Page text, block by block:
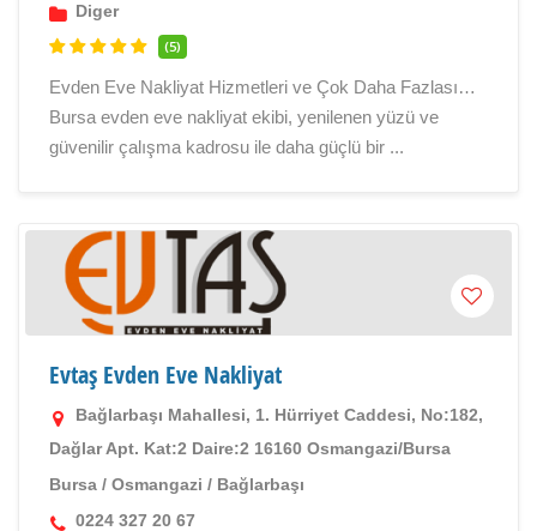
Diger
(5)
Evden Eve Nakliyat Hizmetleri ve Çok Daha Fazlası…
Bursa evden eve nakliyat ekibi, yenilenen yüzü ve
güvenilir çalışma kadrosu ile daha güçlü bir ...
Evtaş Evden Eve Nakliyat
Bağlarbaşı Mahallesi, 1. Hürriyet Caddesi, No:182,
Dağlar Apt. Kat:2 Daire:2 16160 Osmangazi/Bursa
Bursa / Osmangazi / Bağlarbaşı
0224 327 20 67